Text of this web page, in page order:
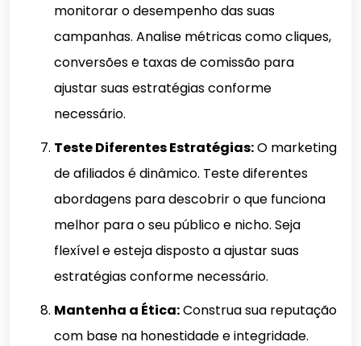
monitorar o desempenho das suas
campanhas. Analise métricas como cliques,
conversões e taxas de comissão para
ajustar suas estratégias conforme
necessário.
Teste Diferentes Estratégias:O marketing
de afiliados é dinâmico. Teste diferentes
abordagens para descobrir o que funciona
melhor para o seu público e nicho. Seja
flexível e esteja disposto a ajustar suas
estratégias conforme necessário.
Mantenha a Ética:Construa sua reputação
com base na honestidade e integridade.